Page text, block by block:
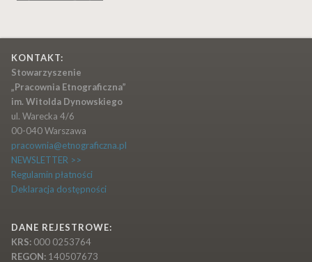
KONTAKT:
Stowarzyszenie
„Pracownia Etnograficzna”
im. Witolda Dynowskiego
ul. Warecka 4/6
00-040 Warszawa
pracownia@etnograficzna.pl
NEWSLETTER >>
Regulamin płatności
Deklaracja dostępności
DANE REJESTROWE:
KRS:000 0253764
REGON:140507673